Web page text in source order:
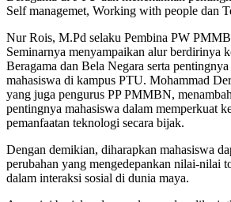
Self managemet, Working with people dan
Nur Rois, M.Pd selaku Pembina PW
Seminarnya menyampaikan alur berdirinya
Beragama dan Bela Negara serta
mahasiswa di kampus PTU. Mohammad
yang juga pengurus PP PMMBN,
pentingnya mahasiswa dalam memperkuat
pemanfaatan teknologi secara bijak.
Dengan demikian, diharapkan mahasiswa
perubahan yang mengedepankan nilai-nilai
dalam interaksi sosial di dunia maya.